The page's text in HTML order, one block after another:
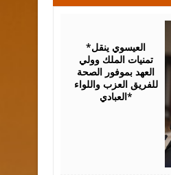
*العيسوي ينقل
تمنيات الملك وولي
العهد بموفور الصحة
للفريق العزب واللواء
العبادي*